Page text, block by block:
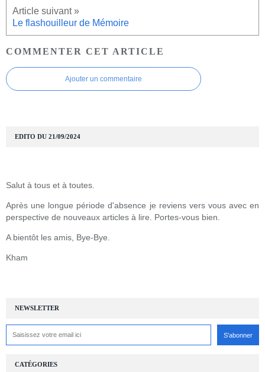
Le flashouilleur de Mémoire
COMMENTER CET ARTICLE
Ajouter un commentaire
NEWSLETTER
CATÉGORIES
EDITO DU 21/09/2024
Salut à tous et à toutes.
Après une longue période d'absence je reviens vers vous avec en
perspective de nouveaux articles à lire. Portes-vous bien.
A bientôt les amis, Bye-Bye.
Kham